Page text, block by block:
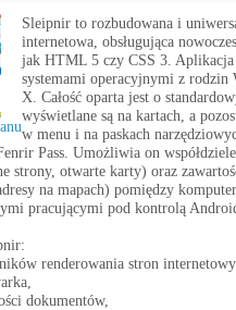
Sleipnir to rozbudowana i
internetowa, obsługująca
jak HTML 5 czy CSS 3. Aplikacja
systemami operacyjnymi z rodzin
X. Całość oparta jest o
wyświetlane są na kartach, a
w menu i na paskach
Pass. Umożliwia on
strony, otwarte karty) oraz
na mapach) pomiędzy
pracującymi pod kontrolą
renderowania stron
dokumentów,